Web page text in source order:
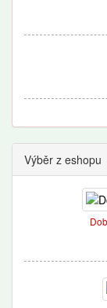
Výběr z eshopu